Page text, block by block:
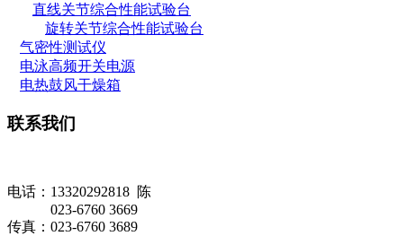
直线关节综合性能试验台
旋转关节综合性能试验台
气密性测试仪
电泳高频开关电源
电热鼓风干燥箱
联系我们
电话：13320292818 陈
023-6760 3669
传真：023-6760 3689